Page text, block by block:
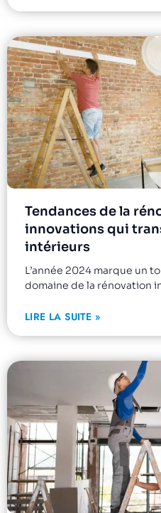
Tendances de la
innovations qui
intérieurs
L’année 2024 marque un
domaine de la rénovation
LIRE LA SUITE »